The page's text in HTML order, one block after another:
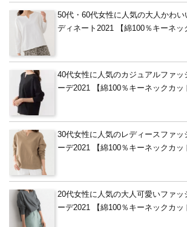
50代・60代女性に人気の大人かわ
ディネート2021 【綿100％キーネッ
40代女性に人気のカジュアルファッ
ーデ2021 【綿100％キーネックカッ
30代女性に人気のレディースファッ
ーデ2021 【綿100％キーネックカッ
20代女性に人気の大人可愛いファッ
ーデ2021 【綿100％キーネックカッ